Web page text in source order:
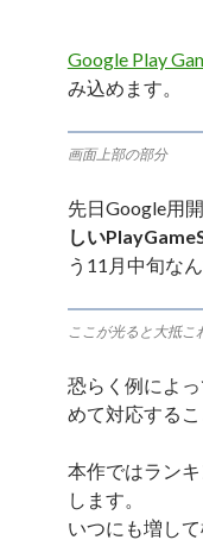
Google Play
み込めます。
画面上部の部分
先日Google用
しい
う11月中旬な
ここが光ると大抵こ
恐らく例によ
めて対応するこ
本作ではラン
します。
いつにも増し